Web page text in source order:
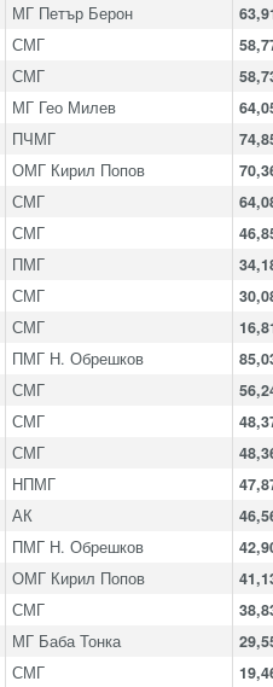
МГ Петър Берон
СМГ
СМГ
МГ Гео Милев
ПЧМГ
ОМГ Кирил Попов
СМГ
СМГ
ПМГ
СМГ
СМГ
ПМГ Н. Обрешков
СМГ
СМГ
СМГ
НПМГ
АК
ПМГ Н. Обрешков
ОМГ Кирил Попов
СМГ
МГ Баба Тонка
СМГ